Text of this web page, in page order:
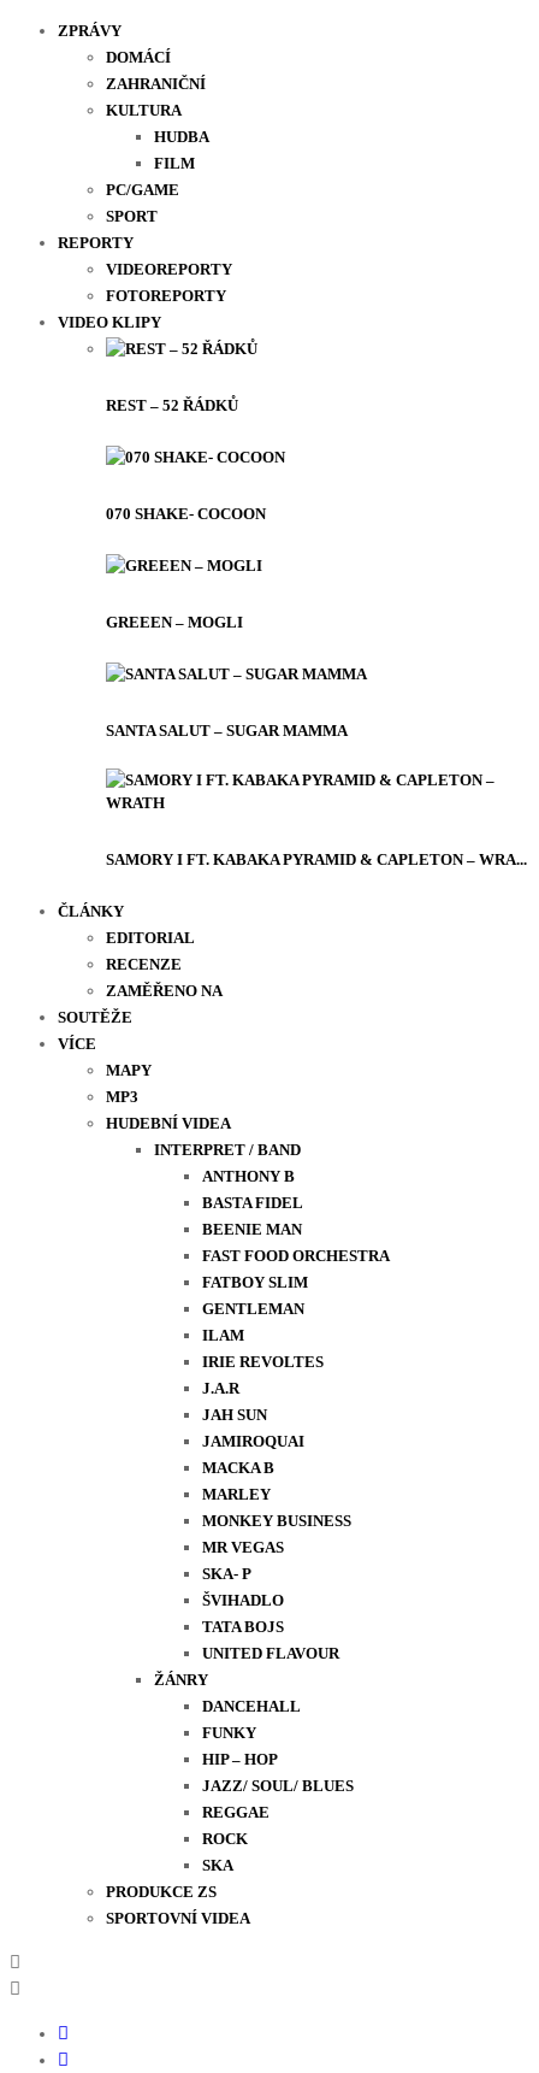
ZPRÁVY
DOMÁCÍ
ZAHRANIČNÍ
KULTURA
HUDBA
FILM
PC/GAME
SPORT
REPORTY
VIDEOREPORTY
FOTOREPORTY
VIDEO KLIPY
REST – 52 ŘÁDKŮ
070 SHAKE- COCOON
GREEEN – MOGLI
SANTA SALUT – SUGAR MAMMA
SAMORY I FT. KABAKA PYRAMID & CAPLETON – WRA...
ČLÁNKY
EDITORIAL
RECENZE
ZAMĚŘENO NA
SOUTĚŽE
VÍCE
MAPY
MP3
HUDEBNÍ VIDEA
INTERPRET / BAND
ANTHONY B
BASTA FIDEL
BEENIE MAN
FAST FOOD ORCHESTRA
FATBOY SLIM
GENTLEMAN
ILAM
IRIE REVOLTES
J.A.R
JAH SUN
JAMIROQUAI
MACKA B
MARLEY
MONKEY BUSINESS
MR VEGAS
SKA- P
ŠVIHADLO
TATA BOJS
UNITED FLAVOUR
ŽÁNRY
DANCEHALL
FUNKY
HIP – HOP
JAZZ/ SOUL/ BLUES
REGGAE
ROCK
SKA
PRODUKCE ZS
SPORTOVNÍ VIDEA